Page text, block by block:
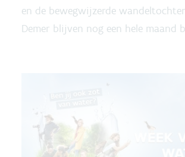
en de bewegwijzerde
Demer blijven nog een hele maand